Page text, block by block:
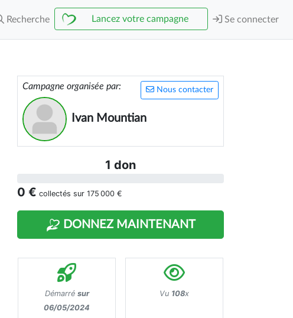
Recherche Lancez votre campagne Se connecter
Nous contacter
Campagne organisée par:
Ivan Mountian
1 don
0 € collectés sur 175 000 €
DONNEZ MAINTENANT
Démarré sur
06/05/2024
Vu 108x